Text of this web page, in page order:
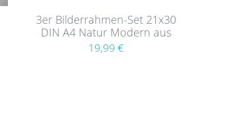
3er Bilderrahmen-Set 21x30
DIN A4 Natur Modern aus
MDF mit Acrylglas
19,99 €